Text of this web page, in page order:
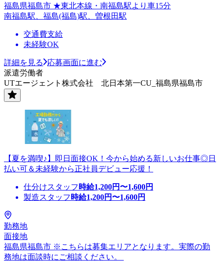
福島県福島市 ★東北本線・南福島駅より車15分
南福島駅、福島(福島)駅、曽根田駅
交通費支給
未経験OK
詳細を見る
応募画面に進む
派遣労働者
UTエージェント株式会社 北日本第一CU_福島県福島市
【夏を満喫♪】即日面接OK！今から始める新しいお仕事◎日
払い可＆未経験から正社員デビュー応援！
仕分けスタッフ 時給1,200円〜1,600円
製造スタッフ 時給1,200円〜1,600円
勤務地
面接地
福島県福島市 ※こちらは募集エリアとなります。実際の勤
務地は面談時にご相談ください。